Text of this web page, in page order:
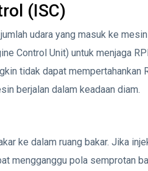
(ISC)
udara yang masuk ke
Control Unit) untuk menjaga
tidak dapat mempertahankan
berjalan dalam keadaan diam.
ke dalam ruang bakar. Jika
mengganggu pola semprotan